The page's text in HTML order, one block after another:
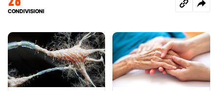
CONDIVISIONI